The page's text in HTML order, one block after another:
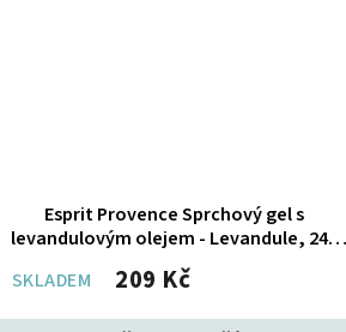
Esprit Provence Sprchový gel s
levandulovým olejem - Levandule, 245
ml
SKLADEM 209 Kč